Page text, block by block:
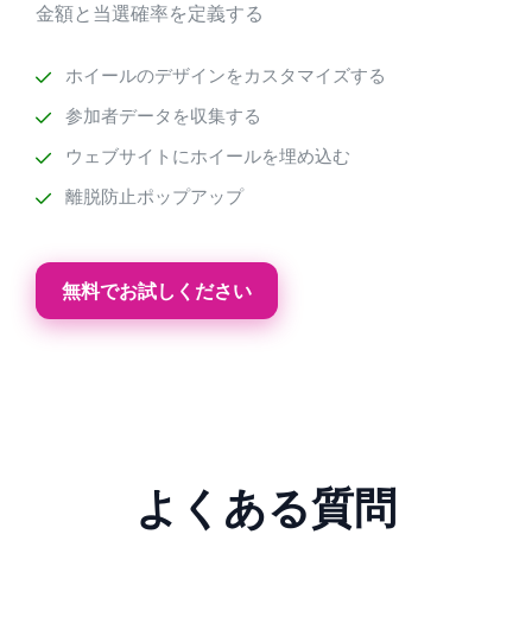
金額と当選確率を定義する
ホイールのデザインをカスタマイズする
参加者データを収集する
ウェブサイトにホイールを埋め込む
離脱防止ポップアップ
無料でお試しください
よくある質問